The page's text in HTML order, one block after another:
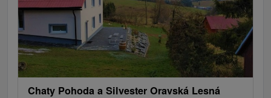
Chaty Pohoda a Silvester Oravská Lesná